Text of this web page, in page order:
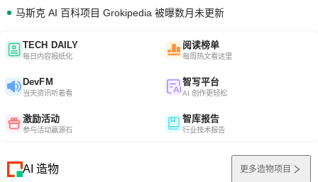
马斯克 AI 百科项目 Grokipedia 被曝数月未更新
TECH DAILY
每日内容报纸化
阅读榜单
每周热文看这里
DevFM
当天资讯听着看
智写平台
AI 创作更轻松
激励活动
参与活动赢源石
智库报告
行业技术报告
AI 造物 更多造物项目